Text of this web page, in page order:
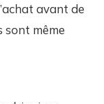
avant de
sont même